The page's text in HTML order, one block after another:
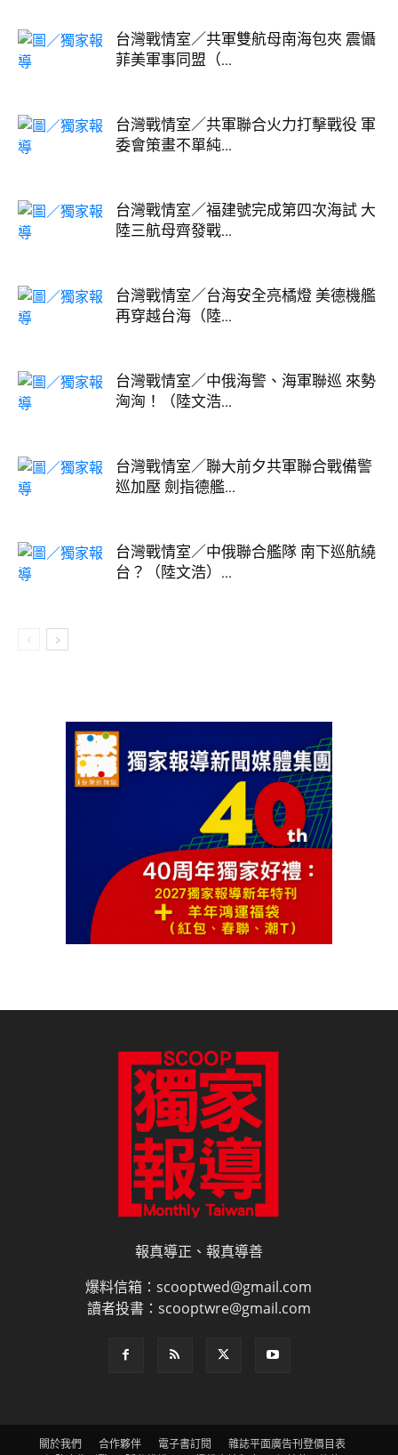
台灣戰情室／共軍雙航母南海包夾 震懾
菲美軍事同盟（...
台灣戰情室／共軍聯合火力打擊戰役 軍
委會策畫不單純...
台灣戰情室／福建號完成第四次海試 大
陸三航母齊發戰...
台灣戰情室／台海安全亮橘燈 美德機艦
再穿越台海（陸...
台灣戰情室／中俄海警、海軍聯巡 來勢
洶洶！（陸文浩...
台灣戰情室／聯大前夕共軍聯合戰備警
巡加壓 劍指德艦...
台灣戰情室／中俄聯合艦隊 南下巡航繞
台？（陸文浩）...
報真導正、報真導善
爆料信箱：scooptwed@gmail.com
讀者投書：scooptwre@gmail.com
關於我們 合作夥伴 電子書訂閱
雜誌平面廣告刊登價目表